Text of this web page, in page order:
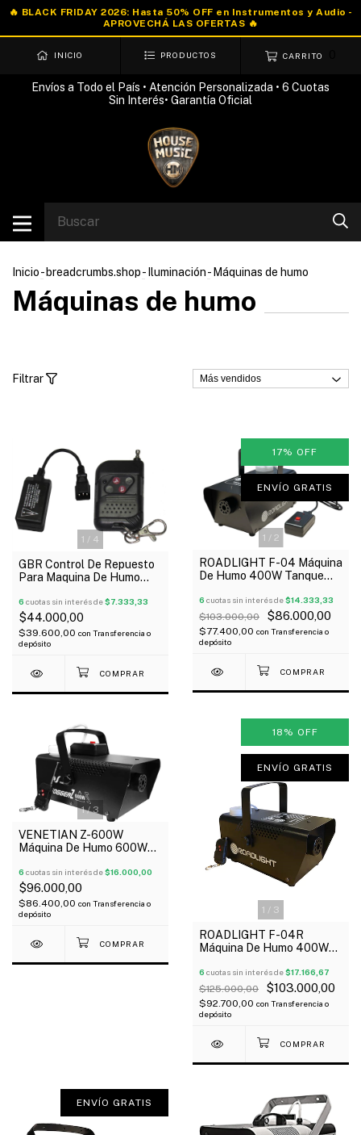
INICIO PRODUCTOS CARRITO
Envíos a Todo el País • Atención Personalizada • 6 Cuotas
Sin Interés• Garantía Oficial
Inicio- breadcrumbs.shop- Iluminación- Máquinas de humo
Máquinas de humo
Filtrar
1 / 4
GBR Control De Repuesto
Para Maquina De Humo
6 cuotas sin interés de$7.333,33
$44.000,00
$39.600,00 con Transferencia o
depósito
1 / 2
17% OFF
ENVÍO GRATIS
ROADLIGHT F-04 Máquina
De Humo 400W Tanque
Oferta!
6 cuotas sin interés de$14.333,33
$103.000,00 $86.000,00
$77.400,00 con Transferencia o
depósito
1/3
VENETIAN Z-600W
Máquina De Humo 600W
0.25 Litros
6 cuotas sin interés de$16.000,00
$96.000,00
$86.400,00 con Transferencia o
depósito
1 / 3
18 % OFF
ENVÍO GRATIS
ROADLIGHT F-04R
Máquina De Humo 400W
Inalámbrico Oferta!
6 cuotas sin interés de$17.166,67
$125.000,00 $103.000,00
$92.700,00 con Transferencia o
depósito
ENVÍO GRATIS